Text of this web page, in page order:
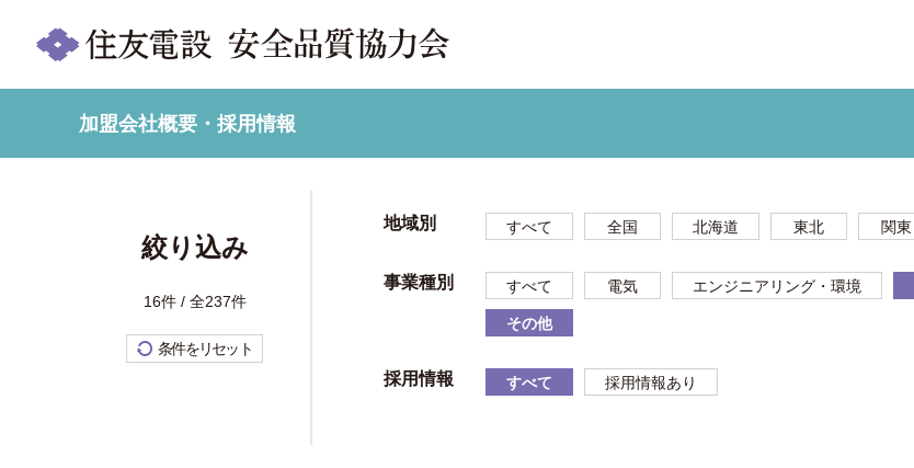
加盟会社概要・採用情報
絞り込み
16件 / 全237件
条件をリセット
地域別 すべて 全国 北海道 東北 関東
事業種別 すべて 電気 エンジニアリング・環境
その他
採用情報 すべて 採用情報あり